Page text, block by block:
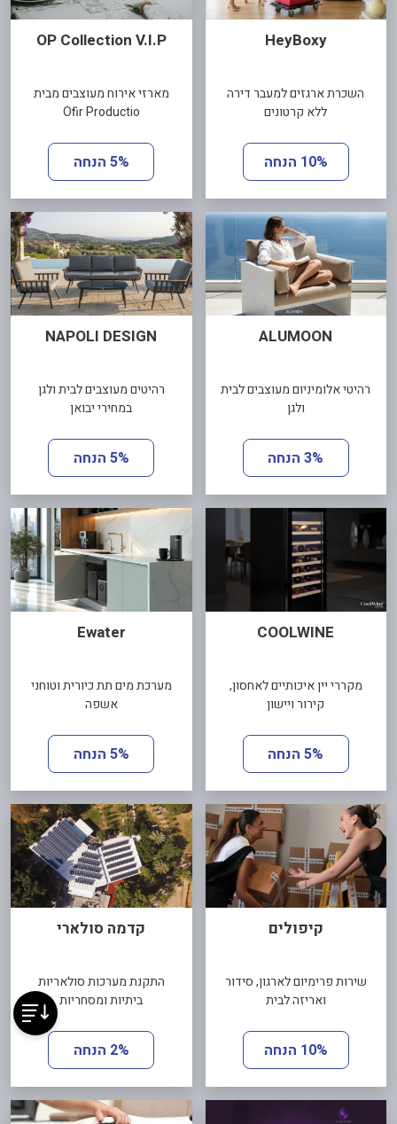
HeyBoxy
השכרת ארגזים למעבר דירה
ללא קרטונים
10% הנחה
OP Collection V.I.P
מארזי אירוח מעוצבים מבית
Ofir Productio
5% הנחה
ALUMOON
רהיטי אלומיניום מעוצבים לבית
ולגן
3% הנחה
NAPOLI DESIGN
רהיטים מעוצבים לבית ולגן
במחירי יבואן
5% הנחה
COOLWINE
מקררי יין איכותיים לאחסון,
קירור ויישון
5% הנחה
Ewater
מערכת מים תת כיורית וטוחני
אשפה
5% הנחה
קיפולים
שירות פרימיום לארגון, סידור
ואריזה לבית
10% הנחה
קדמה סולארי
התקנת מערכות סולאריות
ביתיות ומסחריות
2% הנחה